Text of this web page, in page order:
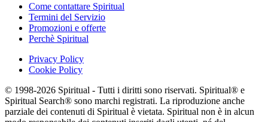
Come contattare Spiritual
Termini del Servizio
Promozioni e offerte
Perchè Spiritual
Privacy Policy
Cookie Policy
© 1998-2026 Spiritual - Tutti i diritti sono riservati. Spiritual® e
Spiritual Search® sono marchi registrati. La riproduzione anche
parziale dei contenuti di Spiritual è vietata. Spiritual non è in alcun